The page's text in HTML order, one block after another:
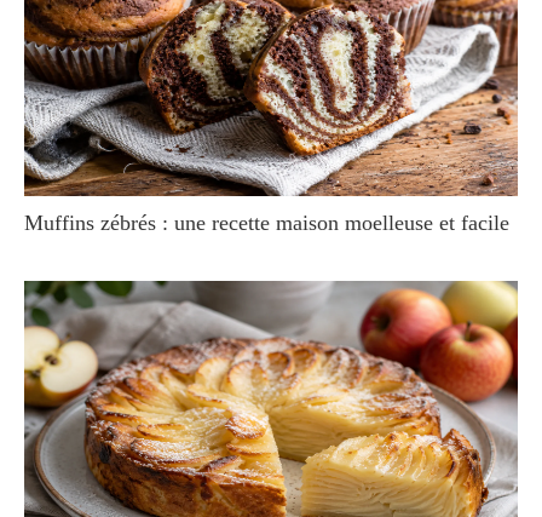
Muffins zébrés : une recette maison moelleuse et facile